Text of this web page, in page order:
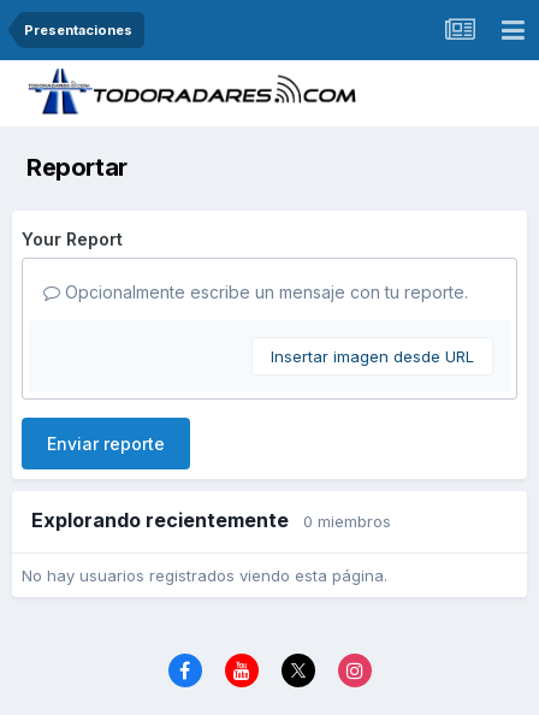
Presentaciones
Reportar
Your Report
Opcionalmente escribe un mensaje con tu reporte.
Insertar imagen desde URL
Enviar reporte
Explorando recientemente 0 miembros
No hay usuarios registrados viendo esta página.